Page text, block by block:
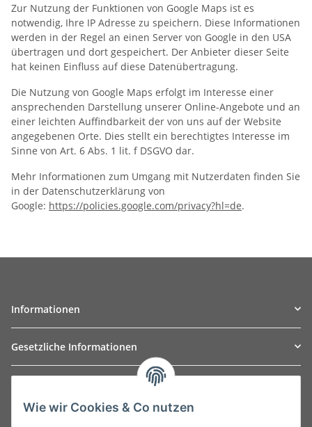
Zur Nutzung der Funktionen von Google Maps ist es
notwendig, Ihre IP Adresse zu speichern. Diese Informationen
werden in der Regel an einen Server von Google in den USA
übertragen und dort gespeichert. Der Anbieter dieser Seite
hat keinen Einfluss auf diese Datenübertragung.
Die Nutzung von Google Maps erfolgt im Interesse einer
ansprechenden Darstellung unserer Online-Angebote und an
einer leichten Auffindbarkeit der von uns auf der Website
angegebenen Orte. Dies stellt ein berechtigtes Interesse im
Sinne von Art. 6 Abs. 1 lit. f DSGVO dar.
Mehr Informationen zum Umgang mit Nutzerdaten finden Sie
in der Datenschutzerklärung von
Google: https://policies.google.com/privacy?hl=de.
Informationen
Gesetzliche Informationen
Leibnizstraße 2a
Wie wir Cookies & Co nutzen